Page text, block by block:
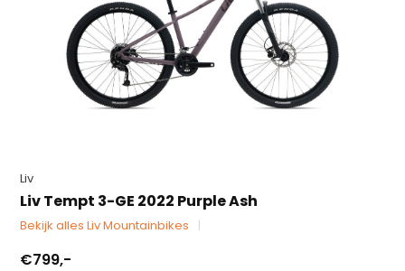
Liv
Liv Tempt 3-GE 2022 Purple Ash
Bekijk alles Liv Mountainbikes
€799,-